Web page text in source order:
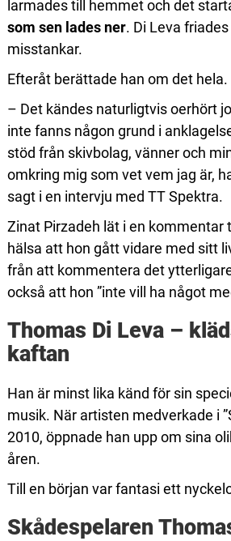
larmades till hemmet och det
som sen lades ner. Di Leva
misstankar.
Efteråt berättade han om det hela.
– Det kändes naturligtvis oerhört
inte fanns någon grund i
stöd från skivbolag, vänner och
omkring mig som vet vem jag är,
sagt i en intervju med TT Spektra.
Zinat Pirzadeh lät i en kommentar
hälsa att hon gått vidare med sitt
från att kommentera det
också att hon ”inte vill ha något
Thomas Di Leva –
kaftan
Han är minst lika känd för sin
musik. När artisten medverkade i
2010, öppnade han upp om sina
åren.
Till en början var fantasi ett
Skådespelaren